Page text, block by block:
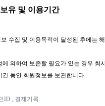
유 및 이용기간
수집 및 이용목적이 달성된 후에는
에 의하여 보존할 필요가 있는 경우 회
간 동안 회원정보를 보관합니다.
ID , 결제기록